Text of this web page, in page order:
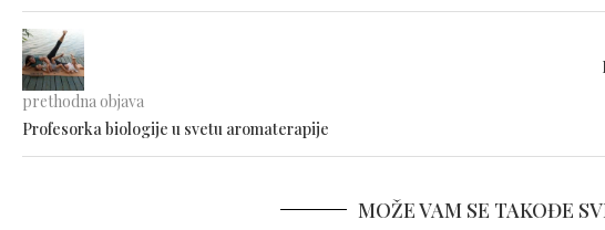
prethodna objava
Profesorka biologije u svetu aromaterapije
MOŽE VAM SE TAKOĐE